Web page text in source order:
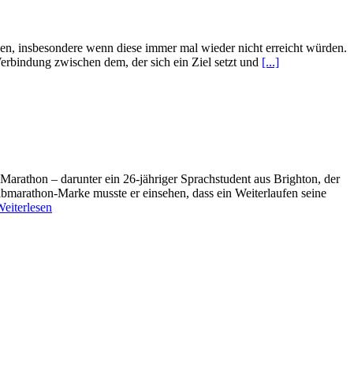
insbesondere wenn diese immer mal wieder nicht erreicht würden.
zwischen dem, der sich ein Ziel setzt und [...]
– darunter ein 26-jähriger Sprachstudent aus Brighton, der
Marke musste er einsehen, dass ein Weiterlaufen seine